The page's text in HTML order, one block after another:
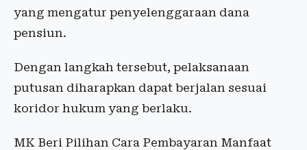
yang mengatur penyelenggaraan dana
pensiun.
Dengan langkah tersebut, pelaksanaan
putusan diharapkan dapat berjalan sesuai
koridor hukum yang berlaku.
MK Beri Pilihan Cara Pembayaran Manfaat